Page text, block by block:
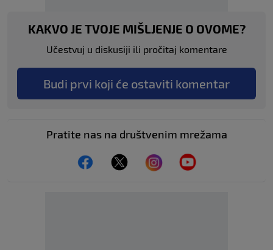
KAKVO JE TVOJE MIŠLJENJE O OVOME?
Učestvuj u diskusiji ili pročitaj komentare
Budi prvi koji će ostaviti komentar
Pratite nas na društvenim mrežama